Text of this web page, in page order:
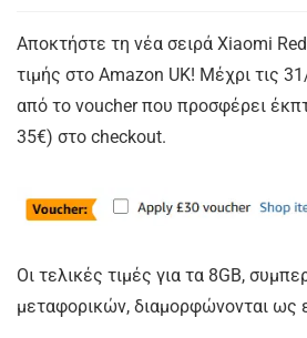
Αποκτήστε τη νέα σειρά Xiaomi
τιμής στο Amazon UK! Μέχρι τις
από το voucher που προσφέρει
35€) στο checkout.
Οι τελικές τιμές για τα 8GB,
μεταφορικών, διαμορφώνονται ως